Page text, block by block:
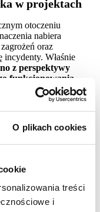
O plikach cookies
treści
i
w projektach
otoczeniu
nabiera
oraz
incydenty. Właśnie
z perspektywy
funkcjonowania
może
procesami
audytowych
to konieczność